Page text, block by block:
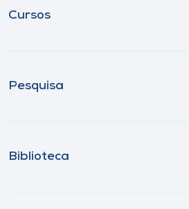
Cursos
Pesquisa
Biblioteca